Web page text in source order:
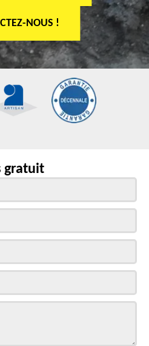
NOUS !
gratuit